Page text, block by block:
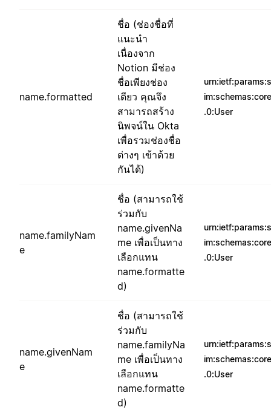
name.formatted
ชื่อ (ช่องชื่อที่
แนะนำ
เนื่องจาก
Notion มีช่อง
ชื่อเพียงช่อง
เดียว คุณจึง
สามารถสร้าง
นิพจน์ใน Okta
เพื่อรวมช่องชื่อ
ต่างๆ เข้าด้วย
กันได้)
.0:User
name.familyNam
e
ชื่อ (สามารถใช้
ร่วมกับ
name.givenNa
me เพื่อเป็นทาง
เลือกแทน
name.formatte
d)
.0:User
name.givenNam
e
ชื่อ (สามารถใช้
ร่วมกับ
name.familyNa
me เพื่อเป็นทาง
เลือกแทน
name.formatte
d)
.0:User